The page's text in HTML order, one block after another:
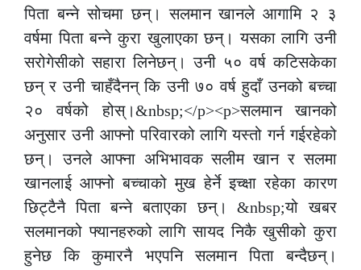
पिता बन्ने सोचमा छन्। सलमान खानले आगामि २ ३
वर्षमा पिता बन्ने कुरा खुलाएका छन्। यसका लागि उनी
सरोगेसीको सहारा लिनेछन्। उनी ५० वर्ष कटिसकेका
छन् र उनी चाहँदैनन् कि उनी ७० वर्ष हुदाँ उनको बच्चा
२० वर्षको होस्।&nbsp;</p><p>सलमान खानको
अनुसार उनी आफ्नो परिवारको लागि यस्तो गर्न गईरहेको
छन्। उनले आफ्ना अभिभावक सलीम खान र सलमा
खानलाई आफ्नो बच्चाको मुख हेर्ने इच्क्षा रहेका कारण
छिट्टैनै पिता बन्ने बताएका छन्। &nbsp;यो खबर
सलमानको फ्यानहरुको लागि सायद निकै खुसीको कुरा
हुनेछ कि कुमारनै भएपनि सलमान पिता बन्दैछन्।